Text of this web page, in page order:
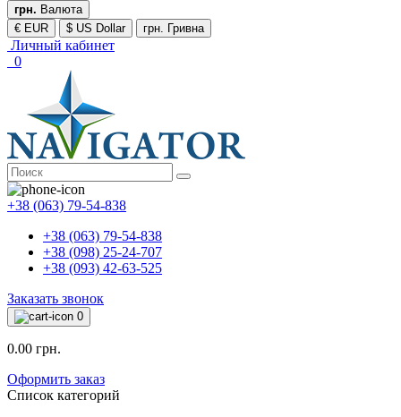
грн. Валюта
€ EUR
$ US Dollar грн. Гривна
Личный кабинет
0
+38 (063) 79-54-838
+38 (063) 79-54-838
+38 (098) 25-24-707
+38 (093) 42-63-525
Заказать звонок
0
0.00 грн.
Оформить заказ
Список категорий